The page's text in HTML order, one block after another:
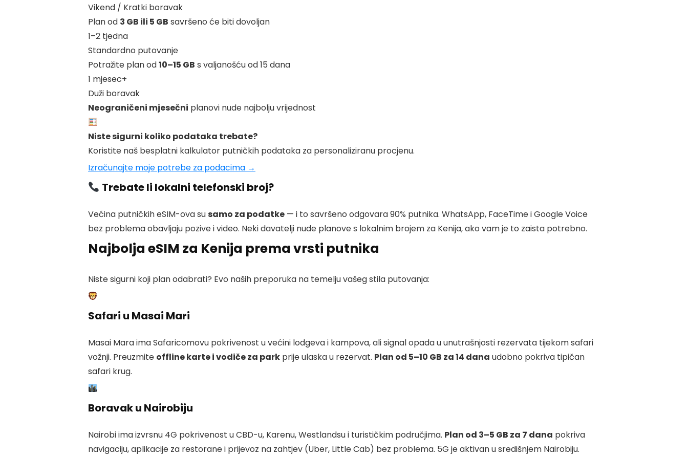
Vikend / Kratki boravak
Plan od 3 GB ili 5 GB savršeno će biti dovoljan
1–2 tjedna
Standardno putovanje
Potražite plan od10–15 GB s valjanošću od 15 dana
1 mjesec+
Duži boravak
Neograničeni mjesečni planovi nude najbolju vrijednost
Niste sigurni koliko podataka trebate?
Koristite naš besplatni kalkulator putničkih podataka za personaliziranu procjenu.
Izračunajte moje potrebe za podacima →
Trebate li lokalni telefonski broj?
Većina putničkih eSIM-ova susamo za podatke — i to savršeno odgovara 90% putnika. WhatsApp, FaceTime i Google Voice
bez problema obavljaju pozive i video. Neki davatelji nude planove s lokalnim brojem za Kenija, ako vam je to zaista potrebno.
Najbolja eSIM za Kenija prema vrsti putnika
Niste sigurni koji plan odabrati? Evo naših preporuka na temelju vašeg stila putovanja:
Safari u Masai Mari
Masai Mara ima Safaricomovu pokrivenost u većini lodgeva i kampova, ali signal opada u unutrašnjosti rezervata tijekom safari
vožnji. Preuzmite offline karte i vodiče za park prije ulaska u rezervat. Plan od 5–10 GB za 14 dana udobno pokriva tipičan
safari krug.
Boravak u Nairobiju
Nairobi ima izvrsnu 4G pokrivenost u CBD-u, Karenu, Westlandsu i turističkim područjima. Plan od 3–5 GB za 7 dana pokriva
navigaciju, aplikacije za restorane i prijevoz na zahtjev (Uber, Little Cab) bez problema. 5G je aktivan u središnjem Nairobiju.